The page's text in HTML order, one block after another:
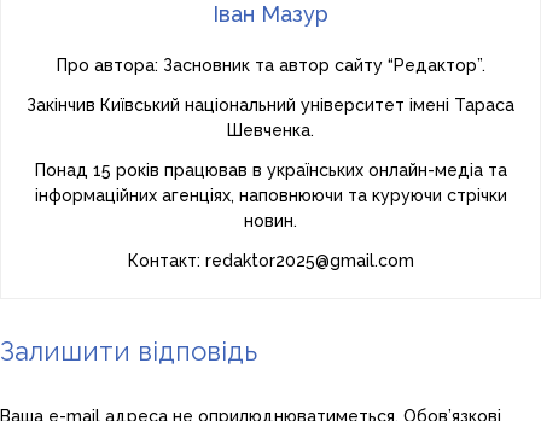
Іван Мазур
Про автора: Засновник та автор сайту “Редактор”.
Закінчив Київський національний університет імені Тараса
Шевченка.
Понад 15 років працював в українських онлайн-медіа та
інформаційних агенціях, наповнюючи та куруючи стрічки
новин.
Контакт: redaktor2025@gmail.com
Залишити відповідь
Ваша e-mail адреса не оприлюднюватиметься. Обов’язкові